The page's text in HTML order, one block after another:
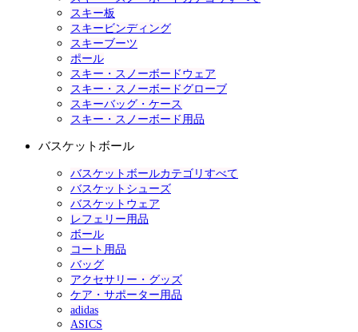
スキー板
スキービンディング
スキーブーツ
ポール
スキー・スノーボードウェア
スキー・スノーボードグローブ
スキーバッグ・ケース
スキー・スノーボード用品
バスケットボール
バスケットボールカテゴリすべて
バスケットシューズ
バスケットウェア
レフェリー用品
ボール
コート用品
バッグ
アクセサリー・グッズ
ケア・サポーター用品
adidas
ASICS